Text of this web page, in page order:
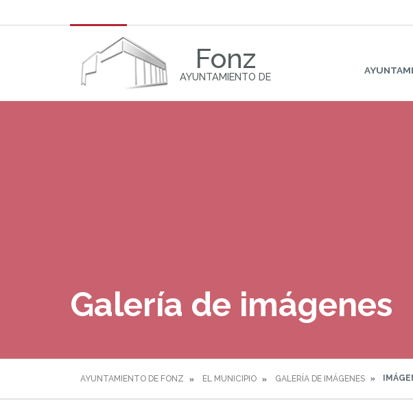
Fonz
AYUNTAMIENTO DE
Galería de imágenes
AYUNTAMIENTO DE FONZ EL MUNICIPIO GALERÍA DE IMÁGENES